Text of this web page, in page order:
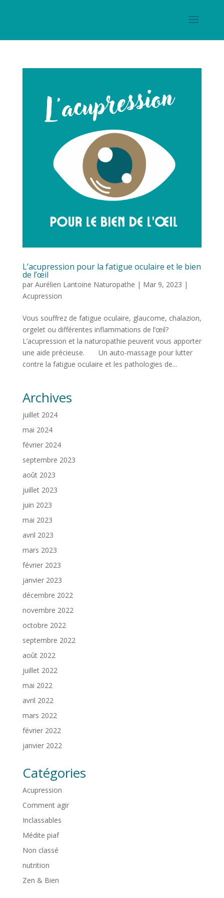
L’acupression pour la fatigue oculaire et le bien
de l’œil
par Aurélien Lantoine Naturopathe | Mar 9, 2023 |
Acupression
Vous souffrez de fatigue oculaire, glaucome, chalazion,
orgelet ou différentes inflammations de l’œil?
L’acupression et la naturopathie peuvent vous apporter
une aide précieuse. Un auto-massage pour lutter
contre la fatigue oculaire et les pathologies de...
Archives
juillet 2024
mai 2024
février 2024
septembre 2023
août 2023
juillet 2023
juin 2023
mai 2023
avril 2023
mars 2023
février 2023
janvier 2023
décembre 2022
novembre 2022
octobre 2022
septembre 2022
août 2022
juillet 2022
mai 2022
avril 2022
mars 2022
février 2022
janvier 2022
Catégories
Acupression
Comment agir
Inclassables
Médite piaf
Non classé
nutrition
Zen & Bien